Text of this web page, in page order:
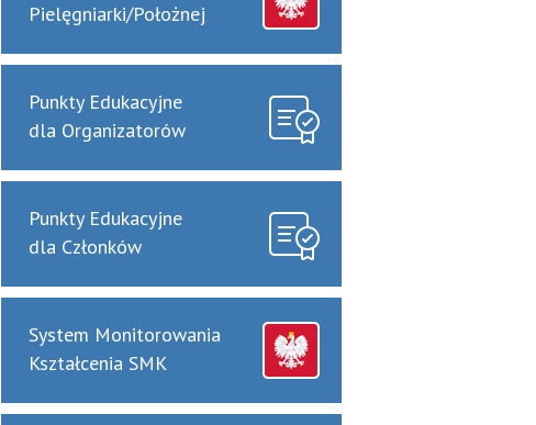
Pielęgniarki/Położnej
Punkty Edukacyjne
dla Organizatorów
Punkty Edukacyjne
dla Członków
System Monitorowania
Kształcenia SMK